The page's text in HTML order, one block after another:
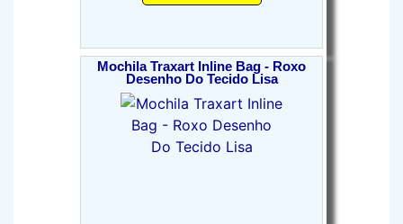
Mochila Traxart Inline Bag - Roxo
Desenho Do Tecido Lisa